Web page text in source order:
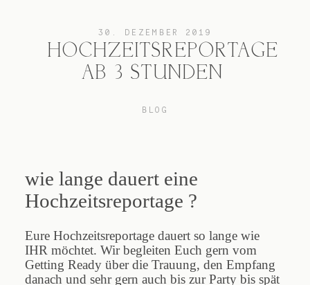
30. DEZEMBER 2019
HOCHZEITSREPORTAGE
AB 3 STUNDEN
BLOG
wie lange dauert eine
Hochzeitsreportage ?
Eure Hochzeitsreportage dauert so lange wie
IHR möchtet. Wir begleiten Euch gern vom
Getting Ready über die Trauung, den Empfang
danach und sehr gern auch bis zur Party bis spät
Infos / Preise
Blog
Impressum